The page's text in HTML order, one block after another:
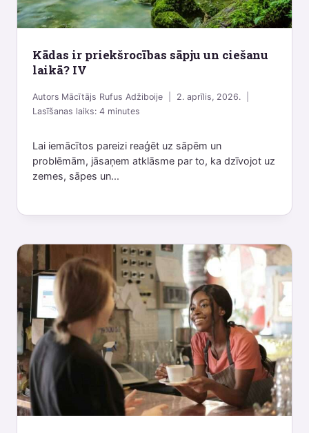
Kādas ir priekšrocības sāpju un ciešanu
laikā? IV
Autors Mācītājs Rufus Adžiboije
2. aprīlis, 2026.
Lasīšanas laiks:4 minutes
Lai iemācītos pareizi reaģēt uz sāpēm un
problēmām, jāsaņem atklāsme par to, ka dzīvojot uz
zemes, sāpes un...